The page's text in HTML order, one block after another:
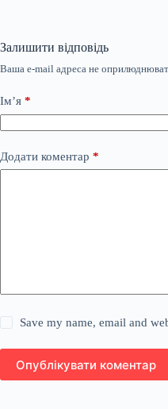
Залишити відповідь
Ваша e-mail адреса не
Ім’я *
Додати коментар *
Save my name, email and
Опублікувати коментар